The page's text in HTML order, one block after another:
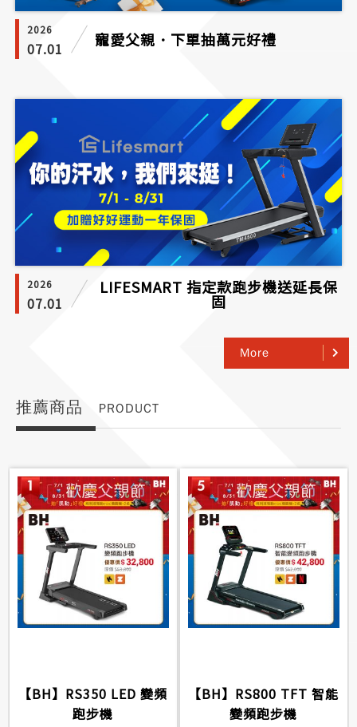
2026
07.01 寵愛父親．下單抽萬元好禮
2026
07.01
LIFESMART 指定款跑步機送延長保
固
More
推薦商品 PRODUCT
【BH】RS350 LED 變頻
跑步機
【BH】RS800 TFT 智能
變頻跑步機